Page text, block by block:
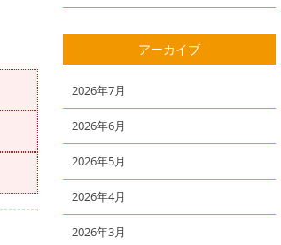
アーカイブ
2026年7月
2026年6月
2026年5月
2026年4月
2026年3月